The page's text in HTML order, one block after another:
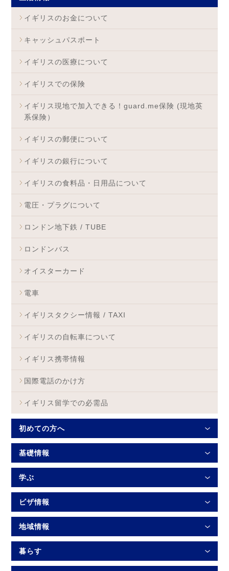
イギリスのお金について
キャッシュパスポート
イギリスの医療について
イギリスでの保険
イギリス現地で加入できる！guard.me保険 (現地英
系保険）
イギリスの郵便について
イギリスの銀行について
イギリスの食料品・日用品について
電圧・プラグについて
ロンドン地下鉄 / TUBE
ロンドンバス
オイスターカード
電車
イギリスタクシー情報 / TAXI
イギリスの自転車について
イギリス携帯情報
国際電話のかけ方
イギリス留学での必需品
初めての方へ
基礎情報
学ぶ
ビザ情報
地域情報
暮らす